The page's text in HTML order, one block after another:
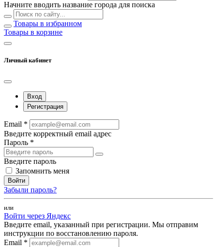
Начните вводить название города для поиска
Товары в избранном
Товары в корзине
Личный кабинет
Вход
Регистрация
Email *
Введите корректный email адрес
Пароль *
Введите пароль
Запомнить меня
Войти
Забыли пароль?
или
Войти через Яндекс
Введите email, указанный при регистрации. Мы отправим
инструкции по восстановлению пароля.
Email *